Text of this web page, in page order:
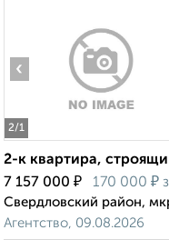
2/1
‹
2-к квартира,
7 157 000 ₽ 170 000 ₽
Свердловский район,
Агентство, 09.08.2026